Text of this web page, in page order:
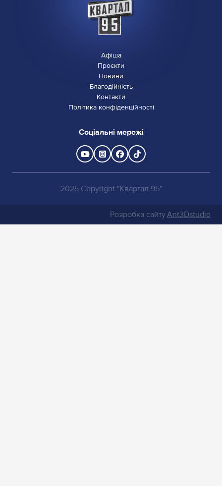
Афіша
Проєкти
Новини
Благодійність
Контакти
Політика конфіденційності
Соціальні мережі
2025 Copyright "Квартал 95"
Розробка сайтуAnt3Dstudio